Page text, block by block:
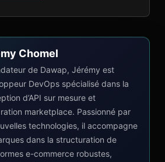
Chomel
de Dawap, Jérémy est
DevOps spécialisé dans la
d’API sur mesure et
marketplace. Passionné par
technologies, il accompagne
dans la structuration de
e-commerce robustes,